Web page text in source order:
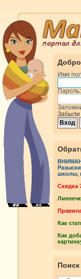
Имя
Пароль:
Забыли
школы,
Cкидка
Как
Как